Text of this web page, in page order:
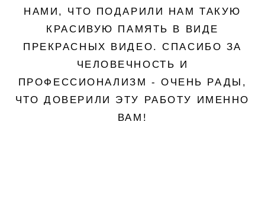
НАМИ, ЧТО ПОДАРИЛИ НАМ ТАКУЮ
КРАСИВУЮ ПАМЯТЬ В ВИДЕ
ПРЕКРАСНЫХ ВИДЕО. СПАСИБО ЗА
ЧЕЛОВЕЧНОСТЬ И
ПРОФЕССИОНАЛИЗМ - ОЧЕНЬ РАДЫ,
ЧТО ДОВЕРИЛИ ЭТУ РАБОТУ ИМЕННО
ВАМ!